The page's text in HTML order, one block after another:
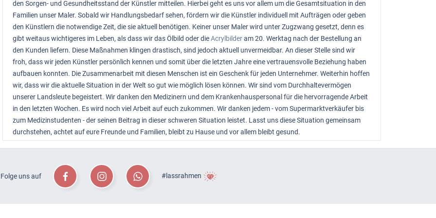
den Sorgen- und Gesundheitsstand der Künstler mitteilen. Hierbei geht es uns vor allem um die Gesamtsituation in den
Familien unser Maler. Sobald wir Handlungsbedarf sehen, fördern wir die Künstler individuell mit Aufträgen oder geben
den Künstlern die notwendige Zeit, die sie aktuell benötigen. Keiner unser Maler wird unter Zugzwang gesetzt, denn es
gibt weitaus wichtigeres im Leben, als dass wir das Ölbild oder dieAcrylbilderam 20. Werktag nach der Bestellung an
den Kunden liefern. Diese Maßnahmen klingen drastisch, sind jedoch aktuell unvermeidbar. An dieser Stelle sind wir
froh, dass wir jeden Künstler persönlich kennen und somit über die letzten Jahre eine vertrauensvolle Beziehung haben
aufbauen konnten. Die Zusammenarbeit mit diesen Menschen ist ein Geschenk für jeden Unternehmer. Weiterhin hoffen
wir, dass wir die aktuelle Situation in der Welt so gut wie möglich lösen können. Wir sind vom Durchhaltevermögen
unserer Landsleute begeistert. Wir danken den Medizinern und dem Krankenhauspersonal für die hervorragende Arbeit
in den letzten Wochen. Es wird noch viel Arbeit auf euch zukommen. Wir danken jedem - vom Supermarktverkäufer bis
zum Medizinstudenten - der seinen Beitrag in dieser schweren Situation leistet. Lasst uns diese Situation gemeinsam
durchstehen, achtet auf eure Freunde und Familien, bleibt zu Hause und vor allem bleibt gesund.
Folge uns auf #lassrahmen